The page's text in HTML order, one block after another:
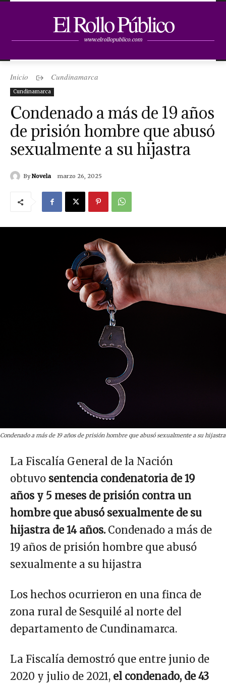
El Rollo Público
www.elrollopublico.com
Inicio Cundinamarca
Cundinamarca
Condenado a más de 19 años
de prisión hombre que abusó
sexualmente a su hijastra
By Novela marzo 26, 2025
Condenado a más de 19 años de prisión hombre que abusó sexualmente a su hijastra
La Fiscalía General de la Nación
obtuvo sentencia condenatoria de 19
años y 5 meses de prisión contra un
hombre que abusó sexualmente de su
hijastra de 14 años. Condenado a más de
19 años de prisión hombre que abusó
sexualmente a su hijastra
Los hechos ocurrieron en una finca de
zona rural de Sesquilé al norte del
departamento de Cundinamarca.
La Fiscalía demostró que entre junio de
2020 y julio de 2021, el condenado, de 43